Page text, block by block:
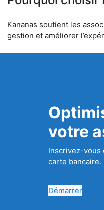
Kananas soutient les
gestion et améliorer
votre
Inscrivez-vous
carte bancaire.
Démarrer